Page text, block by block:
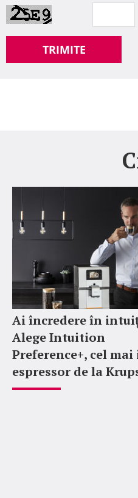
TRIMITE
Ai încredere în
Alege Intuition
Preference+, cel
espressor de la